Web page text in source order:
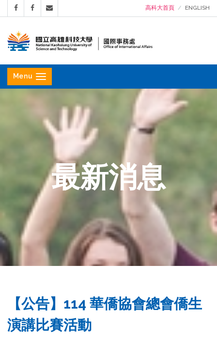
高科大首頁 ENGLISH
立
高
Menu
最新消息
【公告】114 華僑協會總會僑生
演講比賽活動